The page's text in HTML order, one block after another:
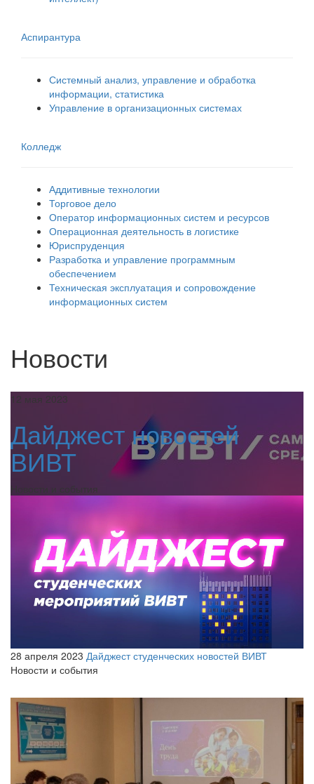
Аспирантура
Системный анализ, управление и обработка
информации, статистика
Управление в организационных системах
Колледж
Аддитивные технологии
Торговое дело
Оператор информационных систем и ресурсов
Операционная деятельность в логистике
Юриспруденция
Разработка и управление программным
обеспечением
Техническая эксплуатация и сопровождение
информационных систем
Новости
12 мая 2023
Дайджест новостей
ВИВТ
Новости и события
28 апреля 2023 Дайджест студенческих новостей ВИВТ
Новости и события